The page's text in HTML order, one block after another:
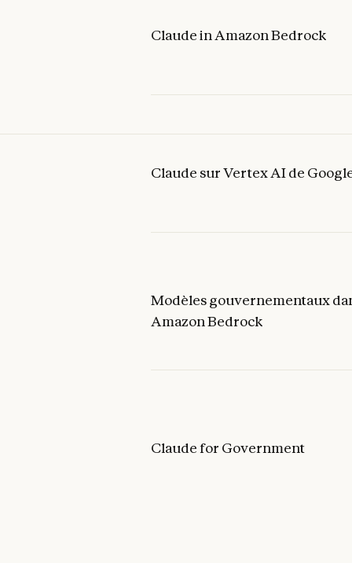
Claude in Amazon Bedrock
Claude sur Vertex AI de
Modèles gouvernementaux
Amazon Bedrock
Claude for Government